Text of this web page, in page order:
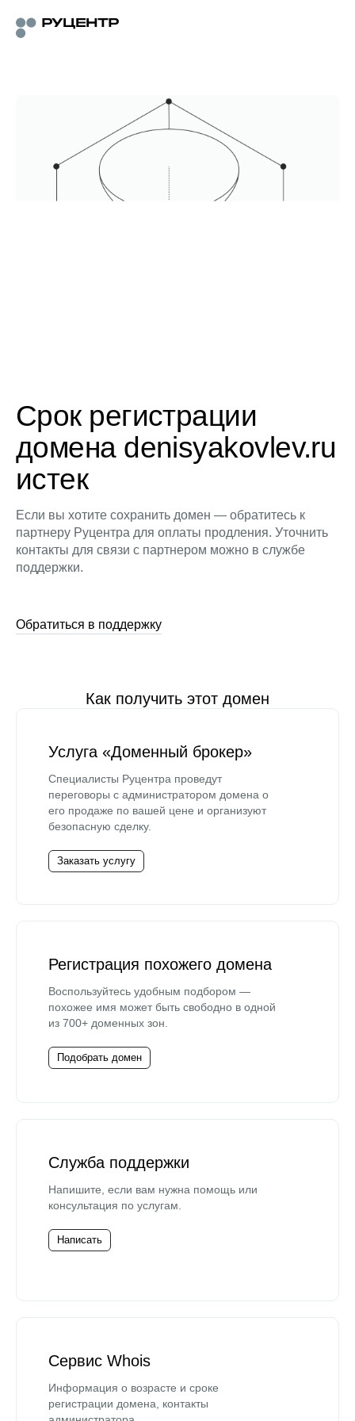
Срок регистрации
домена denisyakovlev.ru
истек
Если вы хотите сохранить домен — обратитесь к
партнеру Руцентра для оплаты продления. Уточнить
контакты для связи с партнером можно в службе
поддержки.
Обратиться в поддержку
Как получить этот домен
Услуга «Доменный брокер»
Специалисты Руцентра проведут
переговоры с администратором домена о
его продаже по вашей цене и организуют
безопасную сделку.
Заказать услугу
Регистрация похожего домена
Воспользуйтесь удобным подбором —
похожее имя может быть свободно в одной
из 700+ доменных зон.
Подобрать домен
Служба поддержки
Напишите, если вам нужна помощь или
консультация по услугам.
Написать
Сервис Whois
Информация о возрасте и сроке
регистрации домена, контакты